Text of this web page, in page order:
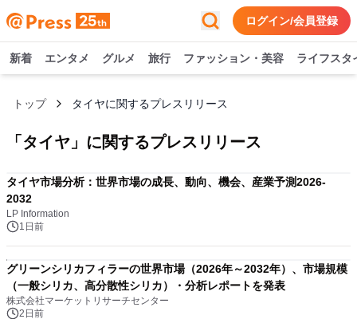
ログイン/会員登録
新着 エンタメ グルメ 旅行 ファッション・美容 ライフスタ
トップ タイヤに関するプレスリリース
「 タイヤ 」に関するプレスリリース
タイヤ市場分析：世界市場の成長、動向、機会、産業予測2026-
2032
LP Information
1日前
グリーンシリカフィラーの世界市場（2026年～2032年）、市場規模
（一般シリカ、高分散性シリカ）・分析レポートを発表
株式会社マーケットリサーチセンター
2日前